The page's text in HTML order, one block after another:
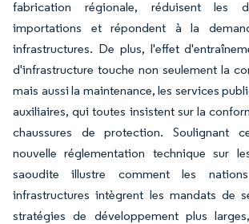
fabrication régionale, réduisent les
importations et répondent à la
infrastructures. De plus, l'effet
d'infrastructure touche non seulement la
mais aussi la maintenance, les services
auxiliaires, qui toutes insistent sur la
chaussures de protection. Soulignant
nouvelle réglementation technique sur
saoudite illustre comment les
infrastructures intègrent les mandats de
stratégies de développement plus